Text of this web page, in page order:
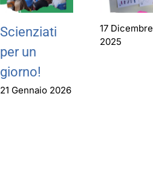
Scienziati
per un
giorno!
21 Gennaio 2026
17 Dicembre
2025